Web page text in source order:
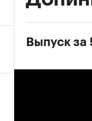
Выпуск за